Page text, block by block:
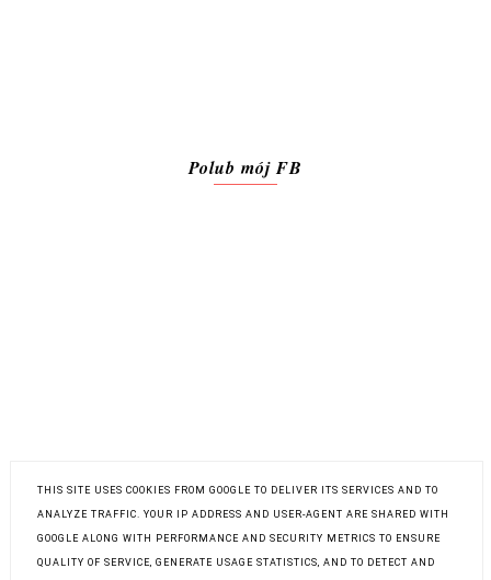
Polub mój FB
THIS SITE USES COOKIES FROM GOOGLE TO DELIVER ITS SERVICES AND TO
ANALYZE TRAFFIC. YOUR IP ADDRESS AND USER-AGENT ARE SHARED WITH
GOOGLE ALONG WITH PERFORMANCE AND SECURITY METRICS TO ENSURE
QUALITY OF SERVICE, GENERATE USAGE STATISTICS, AND TO DETECT AND